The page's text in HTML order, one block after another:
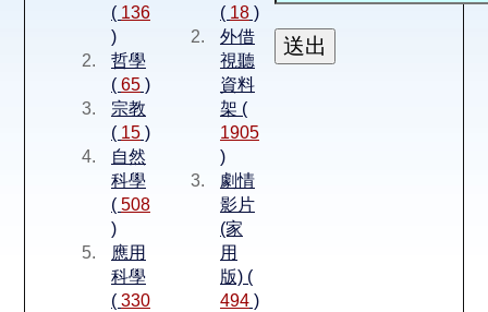
線上報名
申請表單
空間借用
熱門借閱
個人借閱
( 136
)
哲學
( 65)
宗教
( 15)
自然
科學
( 508
)
應用
科學
( 330
( 18)
外借
視聽
資料
架 (
1905
)
劇情
影片
(家
用
版) (
494)